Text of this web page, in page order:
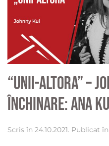
“Unii-Altora” –
Închinare: Ana
Scris în 24.10.2021. Publicat în